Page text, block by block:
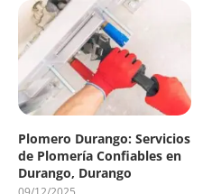
Plomero Durango: Servicios
de Plomería Confiables en
Durango, Durango